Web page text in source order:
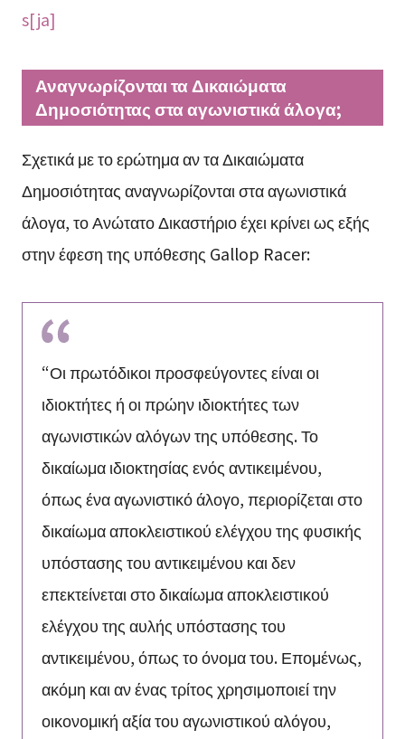
s[ja]
Αναγνωρίζονται τα Δικαιώματα
Δημοσιότητας στα αγωνιστικά άλογα;
Σχετικά με το ερώτημα αν τα Δικαιώματα
Δημοσιότητας αναγνωρίζονται στα αγωνιστικά
άλογα, το Ανώτατο Δικαστήριο έχει κρίνει ως εξής
στην έφεση της υπόθεσης Gallop Racer:
“Οι πρωτόδικοι προσφεύγοντες είναι οι
ιδιοκτήτες ή οι πρώην ιδιοκτήτες των
αγωνιστικών αλόγων της υπόθεσης. Το
δικαίωμα ιδιοκτησίας ενός αντικειμένου,
όπως ένα αγωνιστικό άλογο, περιορίζεται στο
δικαίωμα αποκλειστικού ελέγχου της φυσικής
υπόστασης του αντικειμένου και δεν
επεκτείνεται στο δικαίωμα αποκλειστικού
ελέγχου της αυλής υπόστασης του
αντικειμένου, όπως το όνομα του. Επομένως,
ακόμη και αν ένας τρίτος χρησιμοποιεί την
οικονομική αξία του αγωνιστικού αλόγου,